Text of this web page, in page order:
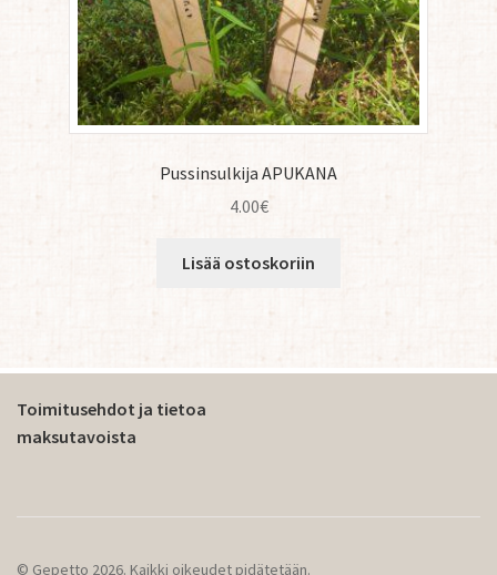
Pussinsulkija APUKANA
4.00€
Lisää ostoskoriin
Toimitusehdot ja tietoa
maksutavoista
© Gepetto 2026. Kaikki oikeudet pidätetään.